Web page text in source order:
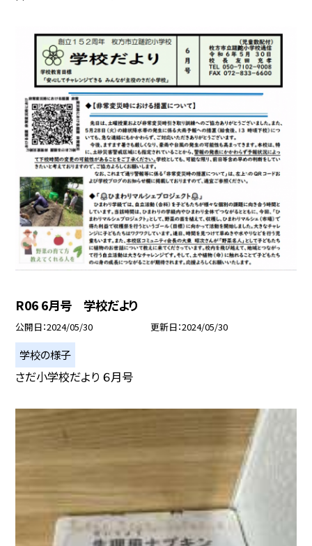
R06 6月号 学校だより
公開日 2024/05/30 更新日 2024/05/30
学校の様子
さだ小学校だより ６月号